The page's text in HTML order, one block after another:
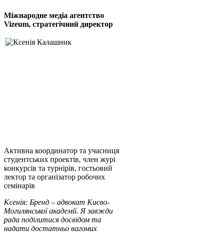
Міжнародне медіа агентство
Vizeum, стратегічний директор
Активна координатор та учасниця
студентських проектів, член журі
конкурсів та турнірів, гостьовий
лектор та організатор робочих
семінарів
Ксенія: Бренд – адвокат Києво-
Могилянської академії. Я завжди
рада поділитися досвідом та
надати достатньо вагомих